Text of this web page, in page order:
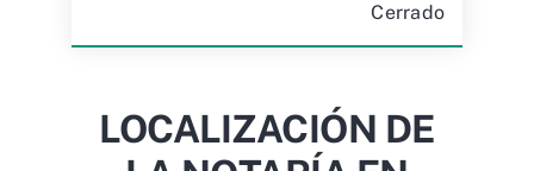
Cerrado
LOCALIZACIÓN DE